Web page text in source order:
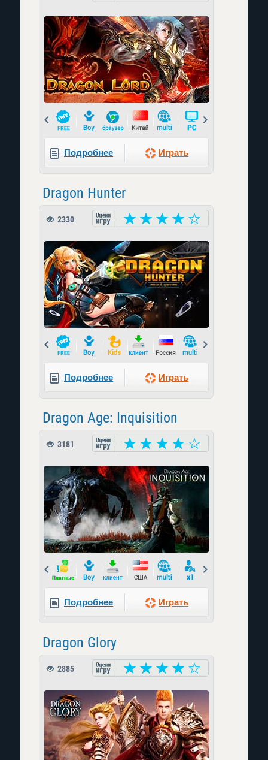
Prev
Подробнее Играть
Dragon Hunter
2330
Prev
Подробнее Играть
Dragon Age: Inquisition
3181
Prev
Подробнее Играть
Dragon Glory
2885